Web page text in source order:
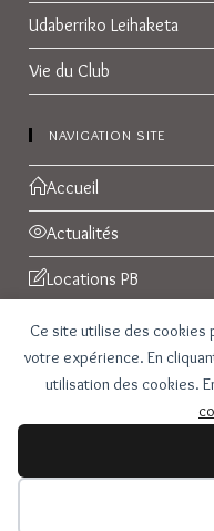
Ce site utilise des
votre expérience. En
utilisation des cookies.
Udaberriko Leihaketa
Vie du Club
NAVIGATION SITE
Accueil
Actualités
Locations PB
Réservations
Galerie Photos